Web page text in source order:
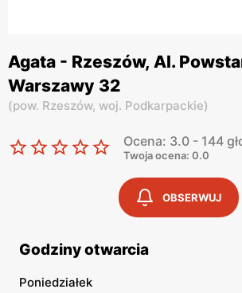
Agata - Rzeszów, Al.
Warszawy 32
(pow. Rzeszów, woj. Podkarpackie)
Ocena: 3.0 - 144
Twoja ocena: 0.0
OBSERWUJ
Godziny otwarcia
Poniedziałek